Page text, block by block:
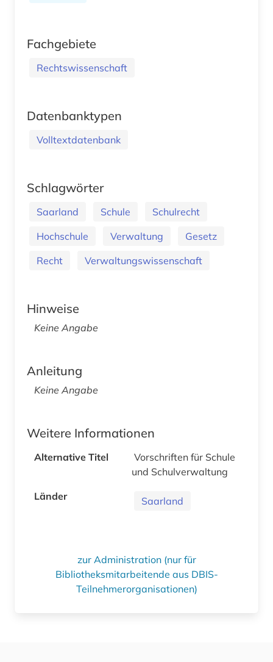
Fachgebiete
Rechtswissenschaft
Datenbanktypen
Volltextdatenbank
Schlagwörter
Saarland Schule
Schulrecht
Hochschule
Verwaltung
Gesetz
Recht
Verwaltungswissenschaft
Hinweise
Keine Angabe
Anleitung
Keine Angabe
Weitere Informationen
Alternative Titel
Vorschriften für Schule
und Schulverwaltung
Länder
Saarland
zur Administration (nur für
Bibliotheksmitarbeitende aus DBIS-
Teilnehmerorganisationen)